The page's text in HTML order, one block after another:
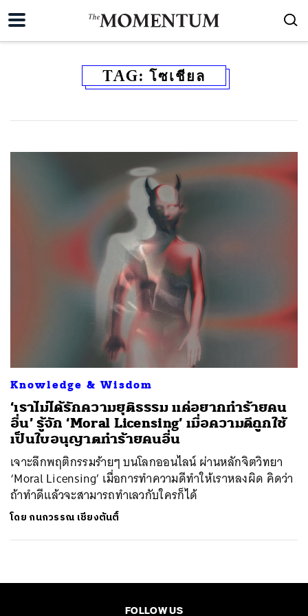
TAG: โซเชียล
Knowledge & Wisdom
‘เราไม่ได้รักความยุติธรรม แค่อยากทำร้ายคน
อื่น’ รู้จัก ‘Moral Licensing’ เมื่อความดีถูกใช้
เป็นใบอนุญาตทำร้ายคนอื่น
เจาะลึกพฤติกรรมร้ายๆ บนโลกออนไลน์ ผ่านหลักจิตวิทยา
‘Moral Licensing’ เมื่อการทำความดีทำให้เราหลงผิด คิดว่า
ถ้าทำดีแล้วจะสามารถทำเลวกับใครก็ได้
โดย กนกวรรณ เชียงตันติ์
FOLLOW US
TWEET LINE